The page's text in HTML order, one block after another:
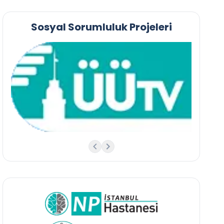
Sosyal Sorumluluk Projeleri